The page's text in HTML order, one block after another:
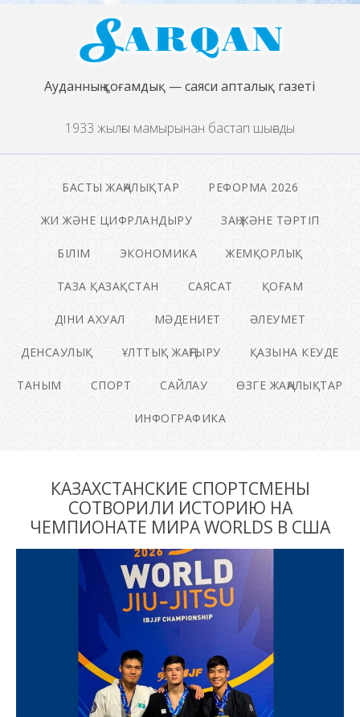
Ауданның қоғамдық — саяси апталық газеті
1933 жылғы мамырынан бастап шығады
БАСТЫ ЖАҢАЛЫҚТАР РЕФОРМА 2026
ЖИ ЖӘНЕ ЦИФРЛАНДЫРУ ЗАҢ ЖӘНЕ ТӘРТІП
БІЛІМ ЭКОНОМИКА ЖЕМҚОРЛЫҚ
ТАЗА ҚАЗАҚСТАН САЯСАТ ҚОҒАМ
ДІНИ АХУАЛ МӘДЕНИЕТ ӘЛЕУМЕТ
ДЕНСАУЛЫҚ ҰЛТТЫҚ ЖАҢҒЫРУ ҚАЗЫНА КЕУДЕ
ТАНЫМ СПОРТ САЙЛАУ ӨЗГЕ ЖАҢАЛЫҚТАР
ИНФОГРАФИКА
КАЗАХСТАНСКИЕ СПОРТСМЕНЫ
СОТВОРИЛИ ИСТОРИЮ НА
ЧЕМПИОНАТЕ МИРА WORLDS В США